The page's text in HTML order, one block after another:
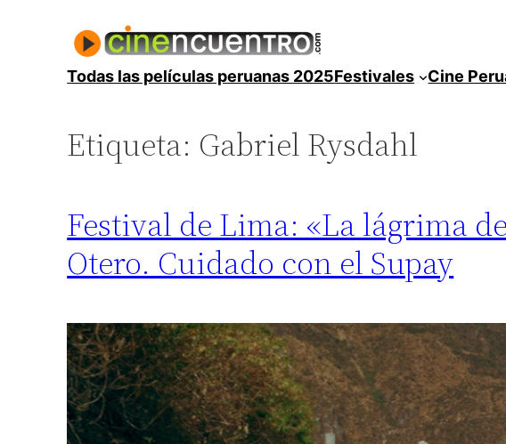
contenidoTodas las películas peruanas 2025Festivales Cine
Etiqueta: Gabriel Rysdahl
Festival de Lima: «La lágrima
Otero. Cuidado con el Supay